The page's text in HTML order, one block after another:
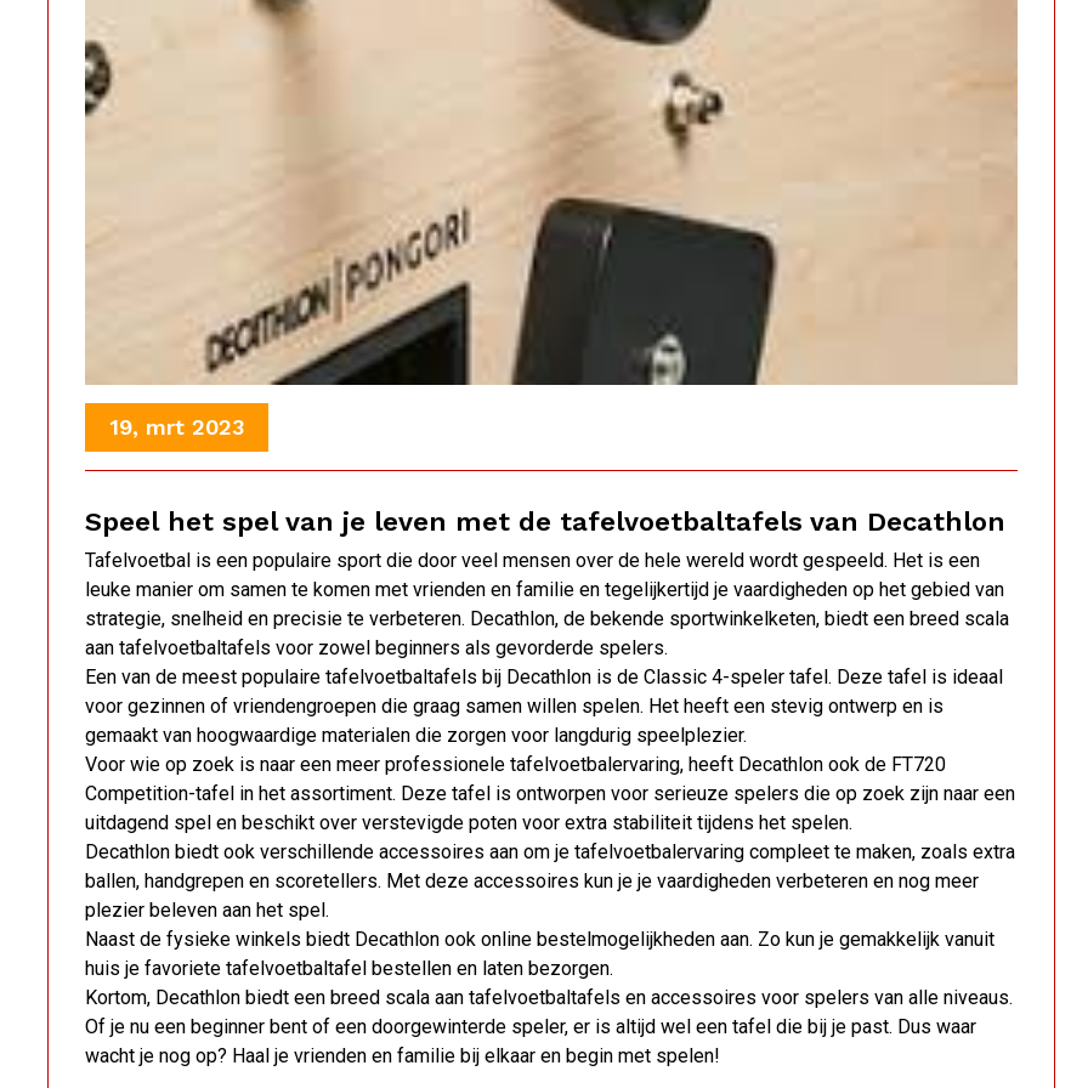
19, mrt 2023
Speel het spel van je leven met de tafelvoetbaltafels van Decathlon
Tafelvoetbal is een populaire sport die door veel mensen over de hele wereld wordt gespeeld. Het is een
leuke manier om samen te komen met vrienden en familie en tegelijkertijd je vaardigheden op het gebied van
strategie, snelheid en precisie te verbeteren. Decathlon, de bekende sportwinkelketen, biedt een breed scala
aan tafelvoetbaltafels voor zowel beginners als gevorderde spelers.
Een van de meest populaire tafelvoetbaltafels bij Decathlon is de Classic 4-speler tafel. Deze tafel is ideaal
voor gezinnen of vriendengroepen die graag samen willen spelen. Het heeft een stevig ontwerp en is
gemaakt van hoogwaardige materialen die zorgen voor langdurig speelplezier.
Voor wie op zoek is naar een meer professionele tafelvoetbalervaring, heeft Decathlon ook de FT720
Competition-tafel in het assortiment. Deze tafel is ontworpen voor serieuze spelers die op zoek zijn naar een
uitdagend spel en beschikt over verstevigde poten voor extra stabiliteit tijdens het spelen.
Decathlon biedt ook verschillende accessoires aan om je tafelvoetbalervaring compleet te maken, zoals extra
ballen, handgrepen en scoretellers. Met deze accessoires kun je je vaardigheden verbeteren en nog meer
plezier beleven aan het spel.
Naast de fysieke winkels biedt Decathlon ook online bestelmogelijkheden aan. Zo kun je gemakkelijk vanuit
huis je favoriete tafelvoetbaltafel bestellen en laten bezorgen.
Kortom, Decathlon biedt een breed scala aan tafelvoetbaltafels en accessoires voor spelers van alle niveaus.
Of je nu een beginner bent of een doorgewinterde speler, er is altijd wel een tafel die bij je past. Dus waar
wacht je nog op? Haal je vrienden en familie bij elkaar en begin met spelen!